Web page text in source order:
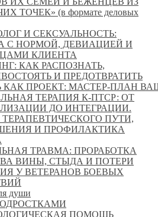
ТОЧЕК» (в формате деловых
И СЕКСУАЛЬНОСТЬ:
С НОРМОЙ, ДЕВИАЦИЕЙ И
КЛИЕНТА
КАК РАСПОЗНАТЬ,
И ПРЕДОТВРАТИТЬ
КАК ПРОЕКТ: МАСТЕР‑ПЛАН
ТЕРАПИЯ К-ПТСР: ОТ
ДО ИНТЕГРАЦИИ.
ТЕРАПЕВТИЧЕСКОГО ПУТИ,
И ПРОФИЛАКТИКА
ТРАВМА: ПРОРАБОТКА
ВИНЫ, СТЫДА И ПОТЕРИ
У ВЕТЕРАНОВ БОЕВЫХ
души
ПОМОЩЬ